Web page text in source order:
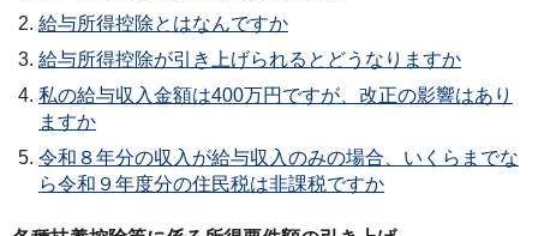
給与所得控除とはなんですか
給与所得控除が引き上げられるとどうなりますか
私の給与収入金額は400万円ですが、改正の影響はあり
ますか
令和８年分の収入が給与収入のみの場合、いくらまでな
ら令和９年度分の住民税は非課税ですか